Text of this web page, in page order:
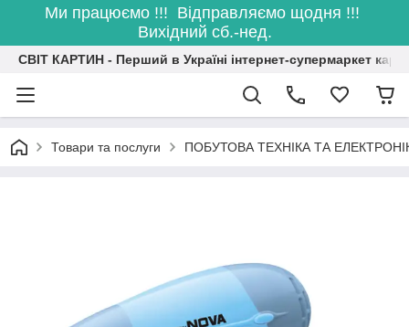
Ми працюємо !!! Відправляємо щодня !!!
Вихідний сб.-нед.
СВІТ КАРТИН - Перший в Україні інтернет-супермаркет
Товари та послуги ПОБУТОВА ТЕХНІКА ТА